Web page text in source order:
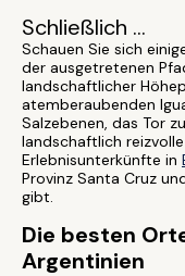
Schließlich ...
Schauen Sie sich
der ausgetretenen
landschaftlicher
atemberaubenden
Salzebenen, das Tor
landschaftlich
Erlebnisunterkünfte in
Provinz Santa Cruz
gibt.
Die besten
Argentinien